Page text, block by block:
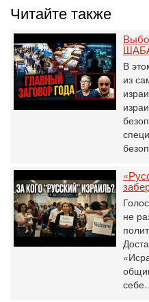
Читайте также
В
из
не